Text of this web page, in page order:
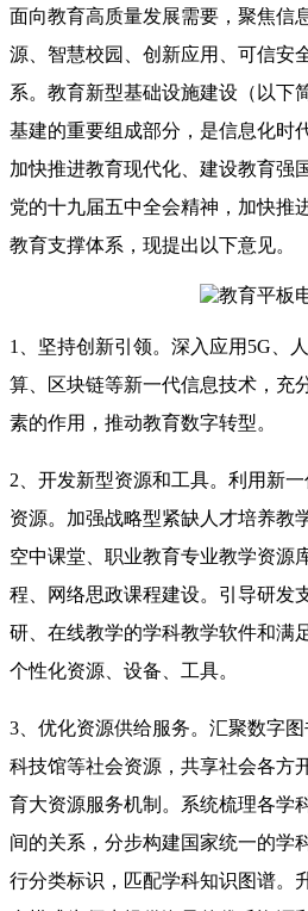
面向教育高质量发展需要，聚焦信
源、智慧校园、创新应用、可信安
系。教育新型基础设施建设（以下
基建的重要组成部分，是信息化时
加快推进教育现代化、建设教育强
党的十九届五中全会精神，加快推
教育支撑体系，现提出以下意见。
1、坚持创新引领。深入应用5G、
算、区块链等新一代信息技术，充
素的作用，推动教育数字转型。
2、开发新型资源和工具。利用新
资源。加强战略型紧缺人才培养教
空中课堂、职业教育专业教学资源
程、网络思政课程建设。引导研发
研、在线教学的学科教学软件和满
个性化资源、设备、工具。
3、优化资源供给服务。汇聚数字
科技馆等社会资源，共享社会各方
育大资源服务机制。系统梳理各学
间的关系，分步构建国家统一的学
行分类标识，匹配学科知识图谱。